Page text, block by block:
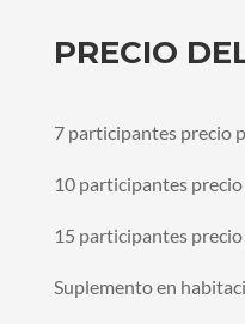
PRECIO
7 participantes precio
10 participantes
15 participantes
Suplemento en